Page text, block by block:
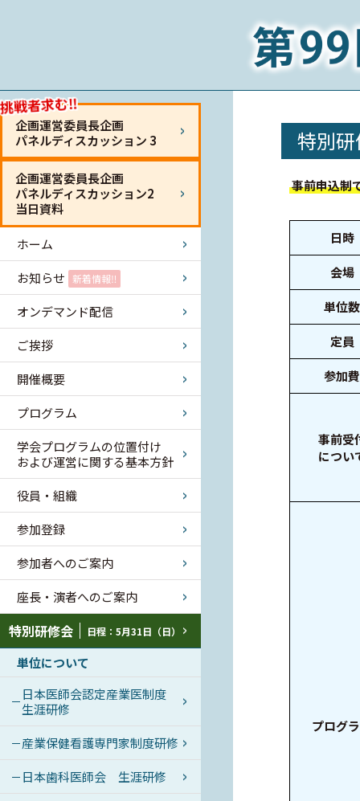
挑戦者求む‼
企画運営委員長企画
パネルディスカッション 3
企画運営委員長企画
パネルディスカッション2
当日資料
ホーム
お知らせ
新着情報‼
オンデマンド配信
ご挨拶
開催概要
プログラム
学会プログラムの位置付け
および運営に関する基本方針
役員・組織
参加登録
参加者へのご案内
座長・演者へのご案内
特別研修会 日程：5月31日（日）
単位について
日本医師会認定産業医制度
生涯研修
産業保健看護専門家制度研修
日本歯科医師会 生涯研修
特別
事前申込制
日時
会場
単位数
定員
参加費
事前受
につい
プログ